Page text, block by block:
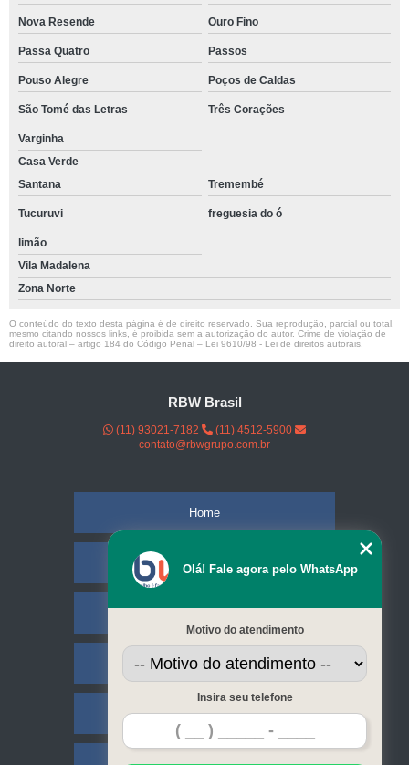
Nova Resende Ouro Fino
Passa Quatro Passos
Pouso Alegre Poços de Caldas
São Tomé das Letras Três Corações
Varginha
Casa Verde
Santana
Tremembé
Tucuruvi freguesia do ó
limão
Vila Madalena
Zona Norte
O conteúdo do texto desta página é de direito reservado. Sua reprodução, parcial ou total,
mesmo citando nossos links, é proibida sem a autorização do autor. Crime de violação de
direito autoral – artigo 184 do Código Penal – Lei 9610/98 - Lei de direitos autorais
RBW Brasil
(11) 93021-7182
(11) 4512-5900
contato@rbwgrupo.com.br
Home
Empresa
Serviços
Contato
Olá! Fale agora pelo WhatsApp
Motivo do atendimento
Insira seu telefone